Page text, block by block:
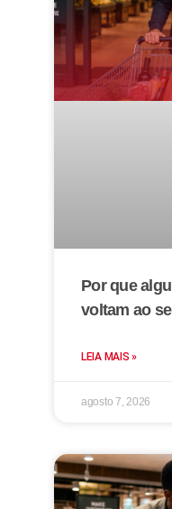
Por que
voltam ao
LEIA MAIS »
agosto 7, 2026